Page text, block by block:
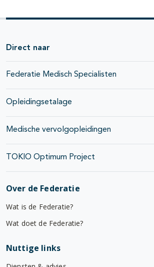
Direct naar
Federatie Medisch Specialisten
Opleidingsetalage
Medische vervolgopleidingen
TOKIO Optimum Project
Over de Federatie
Wat is de Federatie?
Wat doet de Federatie?
Nuttige links